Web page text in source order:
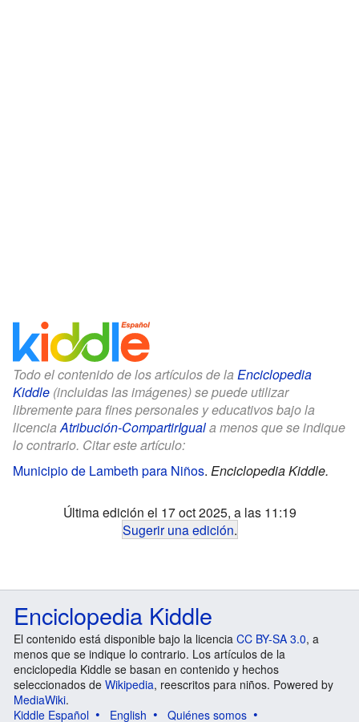
Todo el contenido de los artículos de la Enciclopedia
Kiddle (incluidas las imágenes) se puede utilizar
libremente para fines personales y educativos bajo la
licenciaAtribución-CompartirIguala menos que se indique
lo contrario. Citar este artículo:
Municipio de Lambeth para Niños. Enciclopedia Kiddle.
Última edición el 17 oct 2025, a las 11:19
Sugerir una edición.
Enciclopedia Kiddle
El contenido está disponible bajo la licencia CC BY-SA 3.0, a
menos que se indique lo contrario. Los artículos de la
enciclopedia Kiddle se basan en contenido y hechos
seleccionados de Wikipedia, reescritos para niños. Powered by
MediaWiki.
Kiddle Español
English Quiénes somos